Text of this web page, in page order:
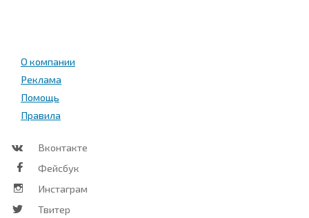
О компании
Реклама
Помощь
Правила
Вконтакте
Фейсбук
Инстаграм
Твитер